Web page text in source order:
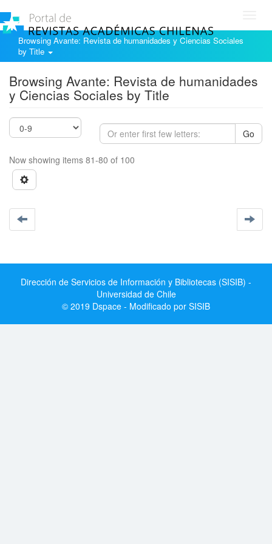
Browsing Avante: Revista de humanidades y Ciencias Sociales
by Title
Browsing Avante: Revista de humanidades
y Ciencias Sociales by Title
Go
Now showing items 81-80 of 100
Dirección de Servicios de Información y Bibliotecas (SISIB) -
Universidad de Chile
© 2019 Dspace - Modificado por SISIB